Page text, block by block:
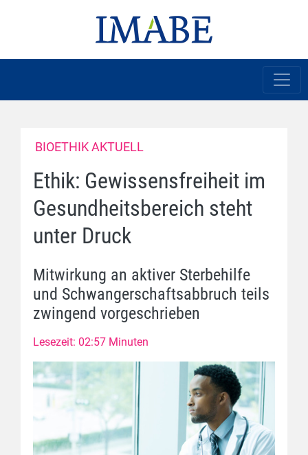
BIOETHIK AKTUELL
Ethik: Gewissensfreiheit im
Gesundheitsbereich steht
unter Druck
Mitwirkung an aktiver Sterbehilfe
und Schwangerschaftsabbruch teils
zwingend vorgeschrieben
Lesezeit: 02:57 Minuten